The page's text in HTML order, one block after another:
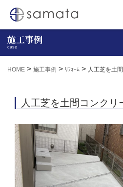
施工事例
case
HOME > 施工事例 > ﾘﾌｫｰﾑ > 人工芝を土
人工芝を土間コンクリ